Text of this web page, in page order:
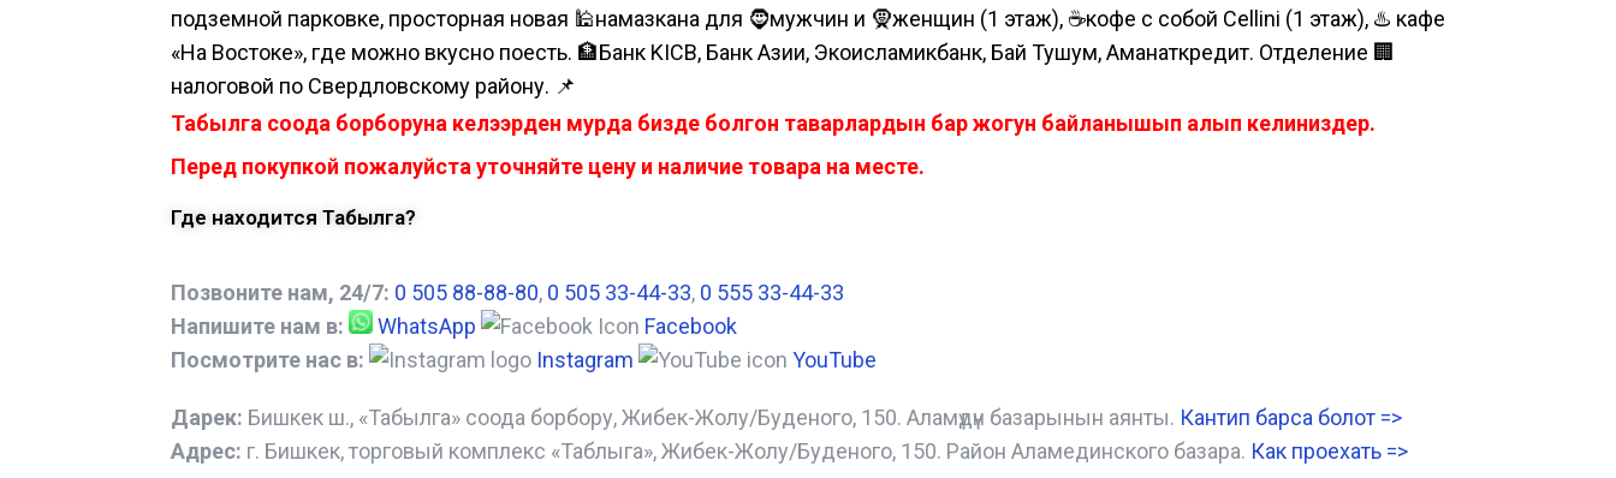
подземной парковке, просторная новая 🕌намазкана для 🧔мужчин и 🧕женщин (1 этаж), ☕кофе с собой Cellini (1 этаж), ♨️ кафе
«На Востоке», где можно вкусно поесть. 🏦Банк KICB, Банк Азии, Экоисламикбанк, Бай Тушум, Аманаткредит. Отделение 🏢
налоговой по Свердловскому району. 📌
Табылга соода борборуна келээрден мурда бизде болгон таварлардын бар жогун байланышып алып келиниздер.
Перед покупкой пожалуйста уточняйте цену и наличие товара на месте.
Где находится Табылга?
Позвоните нам, 24/7: 0 505 88-88-80, 0 505 33-44-33, 0 555 33-44-33
Напишите нам в:
WhatsApp
Facebook
Посмотрите нас в:
Instagram YouTube
Дарек: Бишкек ш., «Табылга» соода борбору, Жибек-Жолу/Буденого, 150. Аламүдүн базарынын аянты. Кантип барса болот =>
Адрес: г. Бишкек, торговый комплекс «Таблыга», Жибек-Жолу/Буденого, 150. Район Аламединского базара. Как проехать =>